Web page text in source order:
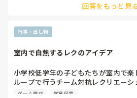
回答をもっと見る
行事・出し物
室内で白熱するレクのアイデア
小学校低学年の子どもたちが室内で
ループで行うチーム対抗レクリエー
ています。今回は夏休みの特別イベン
ゲーム遊び 学童保育